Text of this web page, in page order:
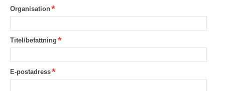
Organisation
Titel/befattning
E-postadress